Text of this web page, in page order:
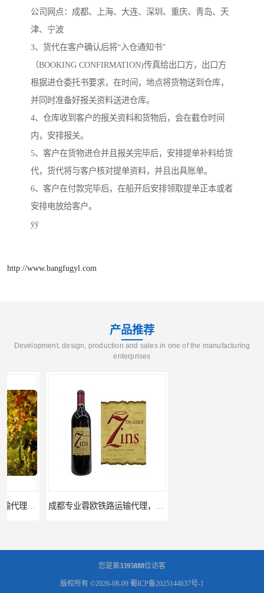
公司网点：成都、上海、大连、深圳、重庆、青岛、天
津、宁波
3、货代在客户确认后将“入仓通知书”
（BOOKING CONFIRMATION)传真给出口方，出口方
根据进仓委托书要求，在时间，地点将货物送到仓库，
并同时准备好报关资料送进仓库。
4、仓库收到客户的报关资料和货物后，会在截仓时间
内，安排报关。
5、客户在货物进仓并且报关完毕后，安排提单补料给货
代，货代将与客户核对提单资料，并且出具账单。
6、客户在付款完毕后，在船开后安排领取提单正本或者
安排电放给客户。
ÿÿ
http://www.bangfugyl.com
产品推荐
Development, design, production and sales in one of the manufacturing
enterprises
成都专业蓉欧铁路运输代理，进出口蓉欧铁路
您是第3395888位访客
版权所有 ©2026-08-09 蜀ICP备2025144637号-1